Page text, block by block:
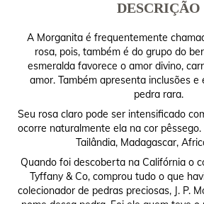
DESCRIÇÃO
A Morganita é frequentemente
rosa, pois, também é do grupo do
esmeralda favorece o amor divino,
amor. Também apresenta inclusões e
pedra rara.
Seu rosa claro pode ser intensificado
ocorre naturalmente ela na cor
Tailândia, Madagascar,
Quando foi descoberta na Califórnia o
Tyffany & Co, comprou tudo o que
colecionador de pedras preciosas, J. P.